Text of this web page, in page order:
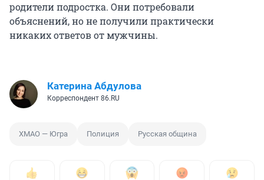
родители подростка. Они потребовали
объяснений, но не получили практически
никаких ответов от мужчины.
Катерина Абдулова
Корреспондент 86.RU
ХМАО — Югра Полиция Русская община